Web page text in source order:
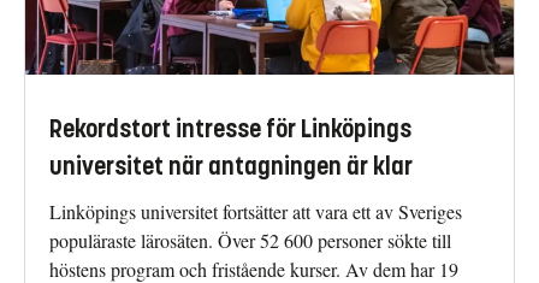
Rekordstort intresse för Linköpings
universitet när antagningen är klar
Linköpings universitet fortsätter att vara ett av Sveriges
populäraste lärosäten. Över 52 600 personer sökte till
höstens program och fristående kurser. Av dem har 19